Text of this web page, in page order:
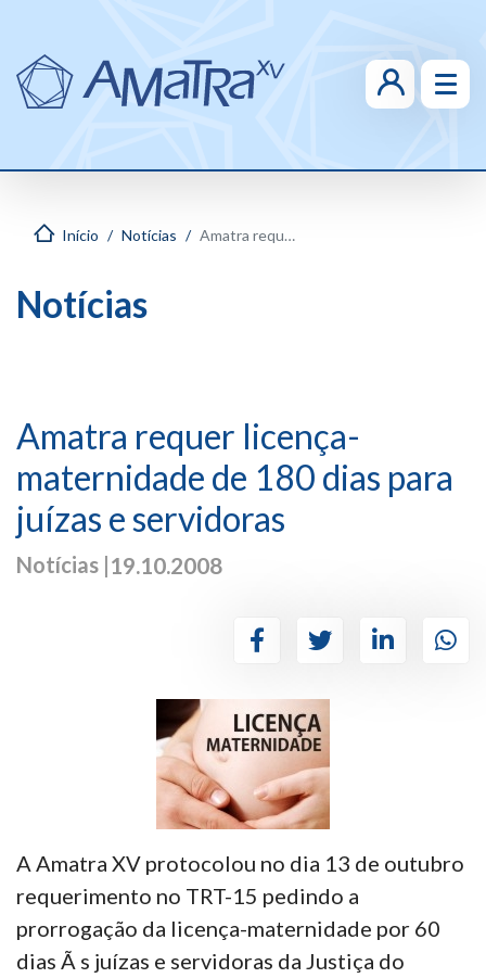
Notícias
Início Notícias Amatra requer licença-maternidade de 180 dias para juízas e servidoras
Amatra requer licença-
maternidade de 180 dias para
juízas e servidoras
Notícias |19.10.2008
A Amatra XV protocolou no dia 13 de outubro
requerimento no TRT-15 pedindo a
prorrogação da licença-maternidade por 60
dias Ã s juízas e servidoras da Justiça do